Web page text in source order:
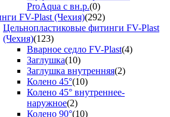
ProAqua с вн.р.(0)
FV-Plast (Чехия)(292)
Цельнопластиковые фитинги FV-Plast
(Чехия)(123)
Вварное седло FV-Plast(4)
Заглушка(10)
Заглушка внутренняя(2)
Колено 45°(10)
Колено 45° внутреннее-
наружное(2)
Колено 90°(10)